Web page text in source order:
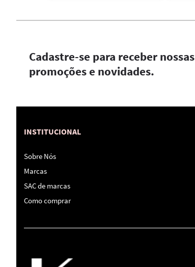
Cadastre-se para receber nossas
promoções e novidades.
INSTITUCIONAL
Sobre Nós
Marcas
SAC de marcas
Como comprar